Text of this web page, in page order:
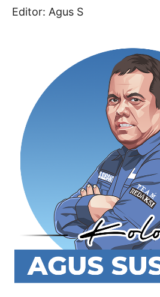
Editor: Agus S